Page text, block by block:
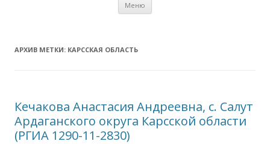
Меню
АРХИВ МЕТКИ: КАРССКАЯ ОБЛАСТЬ
Кечакова Анастасия Андреевна, с. Салут
Ардаганского округа Карсской области
(РГИА 1290-11-2830)